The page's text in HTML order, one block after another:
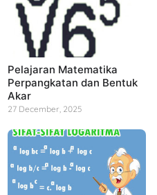
Pelajaran Matematika
Perpangkatan dan Bentuk
Akar
27 December, 2025